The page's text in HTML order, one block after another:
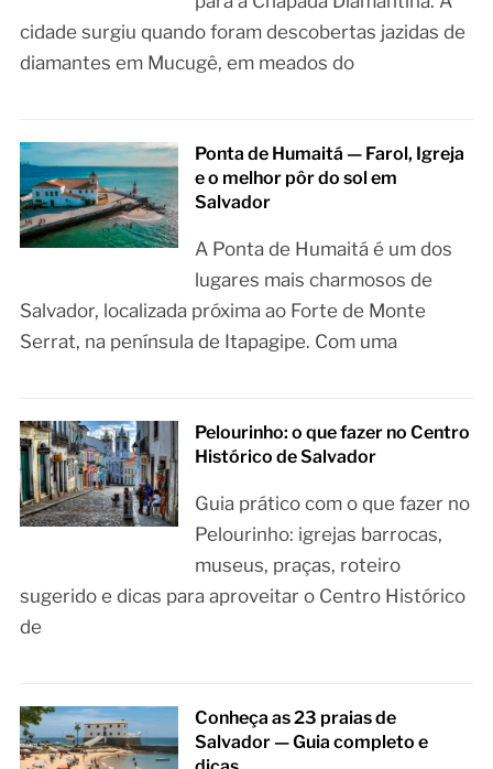
cidade surgiu quando foram descobertas jazidas de
diamantes em Mucugê, em meados do
Ponta de Humaitá — Farol, Igreja
e o melhor pôr do sol em
Salvador
A Ponta de Humaitá é um dos
lugares mais charmosos de
Salvador, localizada próxima ao Forte de Monte
Serrat, na península de Itapagipe. Com uma
Pelourinho: o que fazer no Centro
Histórico de Salvador
Guia prático com o que fazer no
Pelourinho: igrejas barrocas,
museus, praças, roteiro
sugerido e dicas para aproveitar o Centro Histórico
de
Conheça as 23 praias de
Salvador — Guia completo e